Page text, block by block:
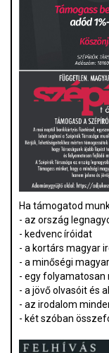
Ha támogatod
- az ország
- kedvenc íróidat
- a kortárs magyar
- a minőségi
- egy
- a jövő olvasóit és
- az irodalom
- két szóban